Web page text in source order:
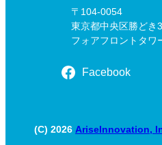
〒104-0054
東京都中央区勝どき
フォアフロントタ
Facebook
(C) 2026 AriseInnovation,